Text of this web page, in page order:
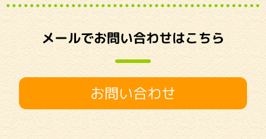
メールでお問い合わせはこちら
お問い合わせ